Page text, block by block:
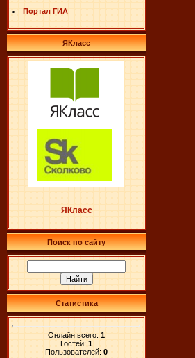
Портал ГИА
ЯКласс
ЯКласс
Поиск по сайту
Статистика
Онлайн всего: 1
Гостей: 1
Пользователей: 0